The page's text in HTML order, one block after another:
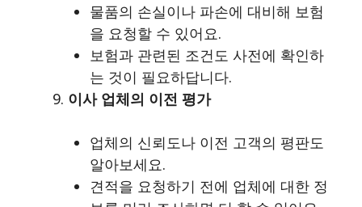
물품의 손실이나 파손에 대비해 보험
을 요청할 수 있어요.
보험과 관련된 조건도 사전에 확인하
는 것이 필요하답니다.
이사 업체의 이전 평가
업체의 신뢰도나 이전 고객의 평판도
알아보세요.
견적을 요청하기 전에 업체에 대한 정